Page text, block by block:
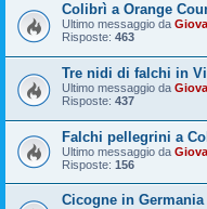
Colibrì a Orange
Ultimo messaggio da
Risposte: 463
Tre nidi di falchi in
Ultimo messaggio da
Risposte: 437
Falchi pellegrini a
Ultimo messaggio da
Risposte: 156
Cicogne in Germania